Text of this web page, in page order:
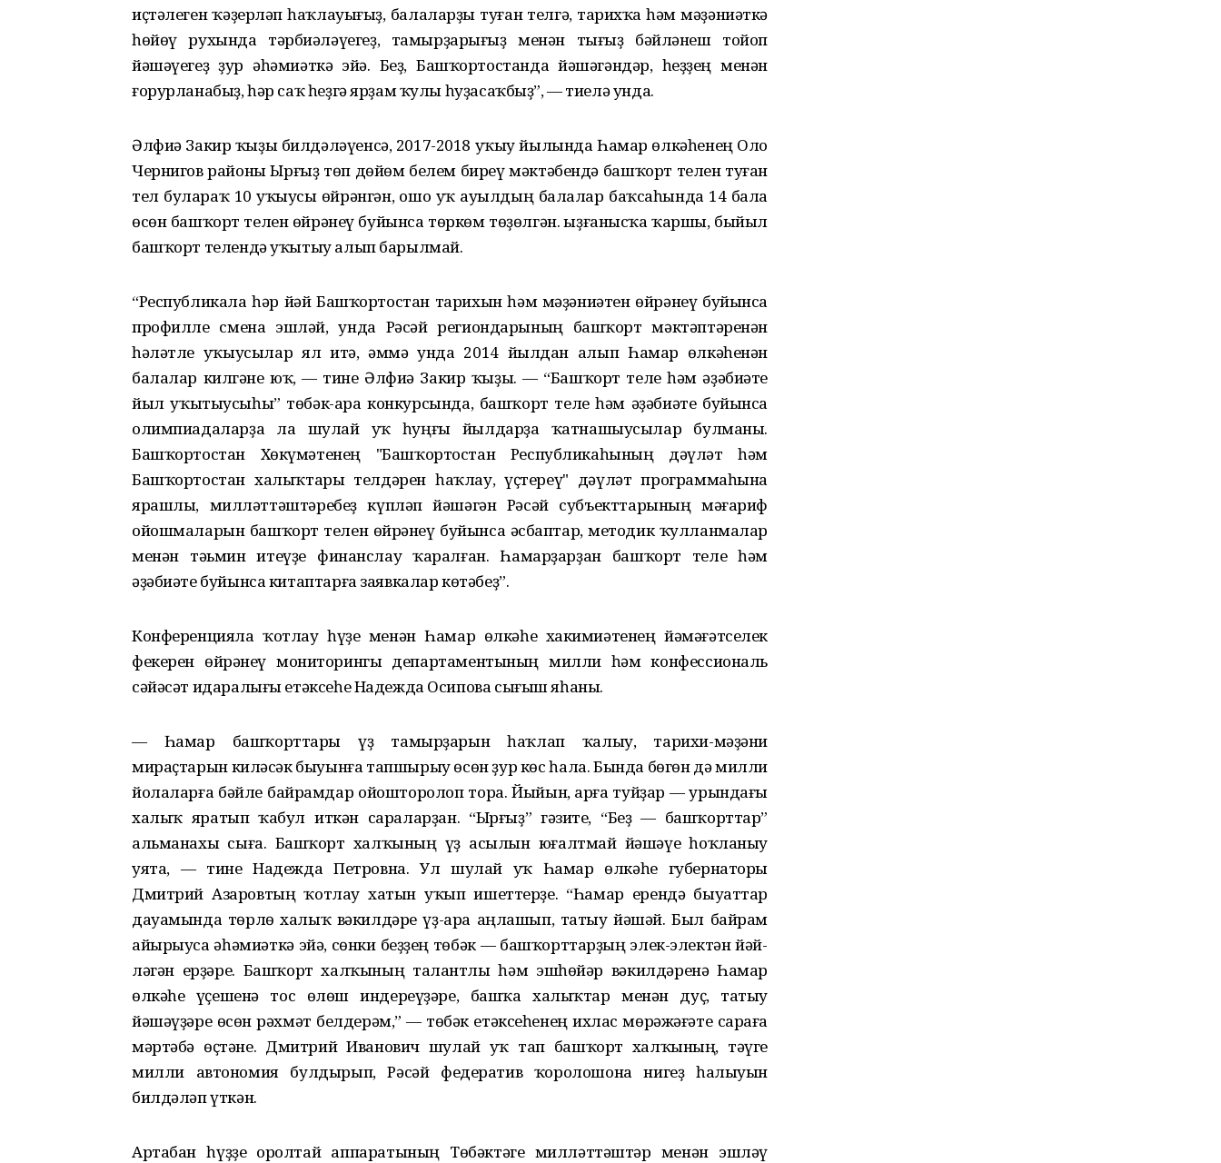
иҫтәлеген ҡәҙерләп һаҡлауығыҙ, балаларҙы туған телгә, тарихҡа һәм мәҙәниәткә
һөйөү рухында тәрбиәләүегеҙ, тамырҙарығыҙ менән тығыҙ бәйләнеш тойоп
йәшәүегеҙ ҙур әһәмиәткә эйә. Беҙ, Башҡортостанда йәшәгәндәр, һеҙҙең менән
ғорурланабыҙ, һәр саҡ һеҙгә ярҙам ҡулы һуҙасаҡбыҙ”, — тиелә унда.
Әлфиә Закир ҡыҙы билдәләүенсә, 2017-2018 уҡыу йылында Һамар өлкәһенең Оло
Чернигов районы Ырғыҙ төп дөйөм белем биреү мәктәбендә башҡорт телен туған
тел булараҡ 10 уҡыусы өйрәнгән, ошо уҡ ауылдың балалар баҡсаһында 14 бала
өсөн башҡорт телен өйрәнеү буйынса төркөм төҙөлгән. Ҡыҙғанысҡа ҡаршы, быйыл
башҡорт телендә уҡытыу алып барылмай.
“Республикала һәр йәй Башҡортостан тарихын һәм мәҙәниәтен өйрәнеү буйынса
профилле смена эшләй, унда Рәсәй региондарының башҡорт мәктәптәренән
һәләтле уҡыусылар ял итә, әммә унда 2014 йылдан алып Һамар өлкәһенән
балалар килгәне юҡ, — тине Әлфиә Закир ҡыҙы. — “Башҡорт теле һәм әҙәбиәте
йыл уҡытыусыһы” төбәк-ара конкурсында, башҡорт теле һәм әҙәбиәте буйынса
олимпиадаларҙа ла шулай уҡ һуңғы йылдарҙа ҡатнашыусылар булманы.
Башҡортостан Хөкүмәтенең "Башҡортостан Республикаһының дәүләт һәм
Башҡортостан халыҡтары телдәрен һаҡлау, үҫтереү" дәүләт программаһына
ярашлы, милләттәштәребеҙ күпләп йәшәгән Рәсәй субъекттарының мәғариф
ойошмаларын башҡорт телен өйрәнеү буйынса әсбаптар, методик ҡулланмалар
менән тәьмин итеүҙе финанслау ҡаралған. Һамарҙарҙан башҡорт теле һәм
әҙәбиәте буйынса китаптарға заявкалар көтәбеҙ”.
Конференцияла ҡотлау һүҙе менән Һамар өлкәһе хакимиә­тенең йәмәғәтселек
фекерен өйрәнеү мониторингы департаментының милли һәм конфессиональ
сәйәсәт идаралығы етәк­сеһе Надежда Осипова сығыш яһаны.
— Һамар башҡорттары үҙ тамырҙарын һаҡлап ҡалыу, тарихи-мәҙәни
мираҫтарын киләсәк быуынға тапшырыу өсөн ҙур көс һала. Бында бөгөн дә милли
йо­ла­ларға бәйле байрамдар ойошторо­лоп тора. Йыйын, Ҡарға туйҙар — урындағы
халыҡ яратып ҡабул иткән сараларҙан. “Ырғыҙ” гәзите, “Беҙ — башҡорттар”
альма­на­хы сыға. Башҡорт халҡының үҙ асылын юғалтмай йәшәүе һоҡланыу
уята, — тине Надежда Петровна. Ул шулай уҡ Һамар өлкәһе губернаторы
Дмитрий Азаровтың ҡотлау хатын уҡып ишеттерҙе. “Һамар ерендә быуаттар
дауамында төрлө халыҡ вәкилдәре үҙ-ара аңлашып, татыу йәшәй. Был байрам
айырыуса әһәмиәткә эйә, сөнки беҙҙең төбәк — башҡорттарҙың элек-электән йәй­
лә­гән ерҙәре. Башҡорт халҡының талантлы һәм эшһөйәр вәкилдәренә Һамар
өлкәһе үҫешенә тос өлөш индереүҙәре, башҡа халыҡтар менән дуҫ, татыу
йәшәүҙәре өсөн рәхмәт белдерәм,” — төбәк етәксеһенең ихлас мөрәжәғәте сараға
мәртәбә өҫтәне. Дмитрий Иванович шулай уҡ тап башҡорт халҡының, тәүге
милли автономия булдырып, Рәсәй федератив ҡоролошона нигеҙ һалыуын
билдәләп үткән.
Артабан һүҙҙе Ҡоролтай аппаратының Төбәктәге милләттәштәр менән эшләү